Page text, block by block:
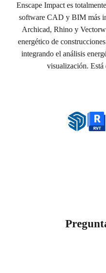
Enscape Impact es
software CAD y BIM más
Archicad, Rhino y
energético de
integrando el análisis
visualización.